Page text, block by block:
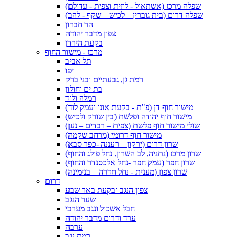
שפלה מרכז (אשתאול - לוזית וצפית - עדולם)
שפלה דרום (בית גוברין – לכיש – שקף - להב)
הר חברון
צפון מדבר יהודה
בקעת הירדן
מרכז - מישור החוף
תל אביב
יפו
רמת גן, גבעתיים ובני ברק
בת ים וחולון
רמלה ולוד
מישור חוף דן (פ"ת - בקעת אונו ועמק לוד)
מישור חוף יהודה ופלשת (בין שורק ולכיש)
שולי מישור חוף פלשת (צפית – רבדים – נען)
מישור חוף דרומי (מרחב שקמה)
שרון דרום (ירקון – רעננה -כפר סבא)
שרון מרכז (נתניה, לב השרון, נחל פולג והחוף)
שרון חפר (עמק חפר -נחל אלכסנדר והחוף)
שרון צפון (מענית - נחל חדרה – בנימינה)
דרום
צפון הנגב ובקעת באר שבע
שער הנגב
חבל אשכול ונגב מערבי
ערד ודרום מדבר יהודה
ערבה